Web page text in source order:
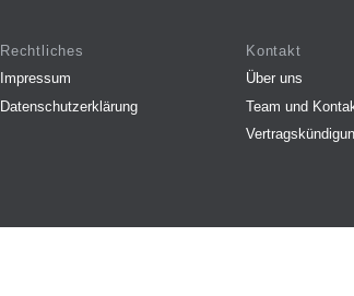
Rechtliches
Impressum
Datenschutzerklärung
Kontakt
Über uns
Team und